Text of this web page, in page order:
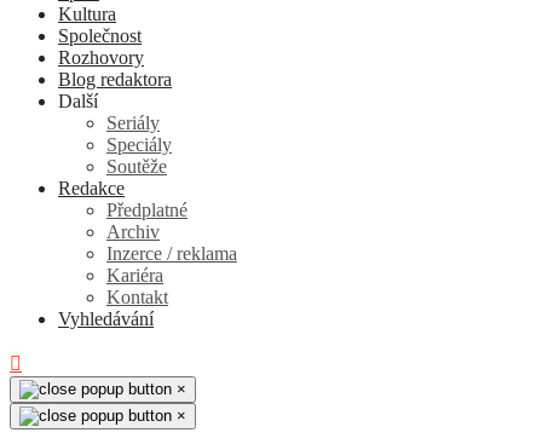
Kultura
Společnost
Rozhovory
Blog redaktora
Další
Seriály
Speciály
Soutěže
Redakce
Předplatné
Archiv
Inzerce / reklama
Kariéra
Kontakt
Vyhledávání
×
×